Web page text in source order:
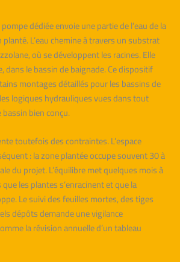
dédiée envoie une partie de l’eau de la
L’eau chemine à travers un substrat
où se développent les racines. Elle
dans le bassin de baignade. Ce dispositif
montages détaillés pour les bassins de
logiques hydrauliques vues dans tout
bien conçu.
toutefois des contraintes. L’espace
: la zone plantée occupe souvent 30 à
du projet. L’équilibre met quelques mois à
les plantes s’enracinent et que la
Le suivi des feuilles mortes, des tiges
dépôts demande une vigilance
la révision annuelle d’un tableau